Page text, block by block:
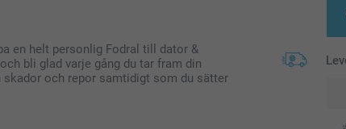
en helt personlig Fodral till dator &
bli glad varje gång du tar fram din
och repor samtidigt som du sätter